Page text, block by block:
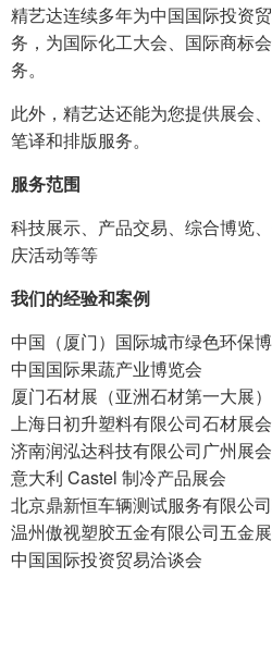
精艺达连续多年为中国国际投资
务，为国际化工大会、国际商标
务。
此外，精艺达还能为您提供展会
笔译和排版服务。
服务范围
科技展示、产品交易、综合博览
庆活动等等
我们的经验和案例
中国（厦门）国际城市绿色环保
中国国际果蔬产业博览会
厦门石材展（亚洲石材第一大展）
上海日初升塑料有限公司石材展
济南润泓达科技有限公司广州展
意大利 Castel 制冷产品展会
北京鼎新恒车辆测试服务有限公
温州傲视塑胶五金有限公司五金
中国国际投资贸易洽谈会